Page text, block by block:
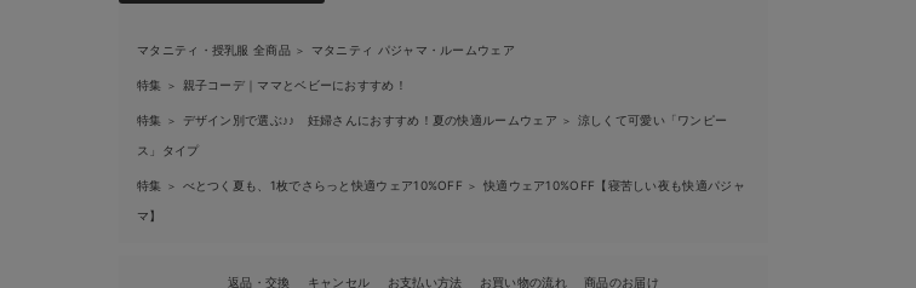
マタニティ・授乳服 全商品 ＞ マタニティ パジャマ・ルームウェア
特集 ＞ 親子コーデ｜ママとベビーにおすすめ！
特集 ＞ デザイン別で選ぶ♪♪ 妊婦さんにおすすめ！夏の快適ルームウェア ＞ 涼しくて可愛い「ワンピー
ス」タイプ
特集 ＞ べとつく夏も、1枚でさらっと快適ウェア10%OFF ＞ 快適ウェア10%OFF【寝苦しい夜も快適パジャ
マ】
返品・交換 キャンセル お支払い方法 お買い物の流れ 商品のお届け